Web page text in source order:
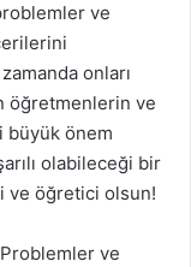
ve
onları
öğretmenlerin ve
önem
olabileceği bir
ve öğretici olsun!
ve